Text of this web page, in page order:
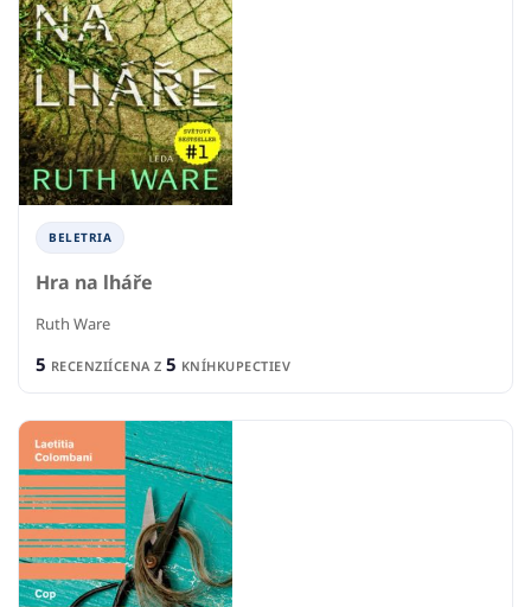
BELETRIA
Hra na lháře
Ruth Ware
5 RECENZIÍCENA Z 5 KNÍHKUPECTIEV